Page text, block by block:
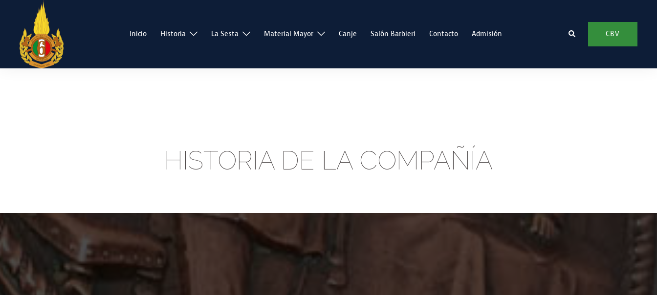
contenido
Inicio Historia La Sesta Material Mayor Canje Salón Barbieri Contacto Admisión Buscar CBV
HISTORIA DE LA COMPAÑÍA